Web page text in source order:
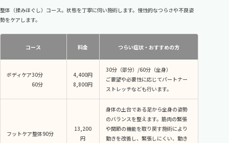
整体（揉みほぐし）コース。状態を丁寧に伺い施術します。慢性的なつらさや不良姿
勢をケアします。
コース 料金 つらい症状・おすすめの方
ボディケア30分
​​​​​​​60分
4,400円
8,800円
30分（部分）/60分（全身）
ご要望や必要性に応じてパートナー
ストレッチなども行います。
フットケア整体90分
13,200
円
身体の土台である足から全身の姿勢
のバランスを整えます。筋肉の緊張
や関節の機能を取り戻す施術により
動きを改善し、緊張しにくい、動き